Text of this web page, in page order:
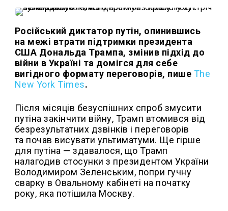
Російський диктатор путін, опинившись
на межі втрати підтримки президента
США Дональда Трампа, змінив підхід до
війни в Україні та домігся для себе
вигідного формату переговорів, пише The
New York Times.
Після місяців безуспішних спроб змусити
путіна закінчити війну, Трамп втомився від
безрезультатних дзвінків і переговорів
та почав висувати ультиматуми. Ще гірше
для путіна — здавалося, що Трамп
налагодив стосунки з президентом України
Володимиром Зеленським, попри гучну
сварку в Овальному кабінеті на початку
року, яка потішила Москву.